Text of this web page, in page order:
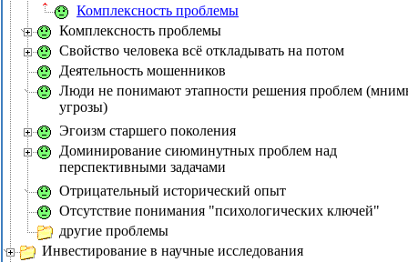
Комплексность проблемы
Комплексность проблемы
Свойство человека всё откладывать на потом
Деятельность мошенников
Люди не понимают этапности решения проблем
угрозы)
Эгоизм старшего поколения
Доминирование сиюминутных проблем над
перспективными задачами
Отрицательный исторический опыт
Отсутствие понимания "психологических ключей"
другие проблемы
Инвестирование в научные исследования